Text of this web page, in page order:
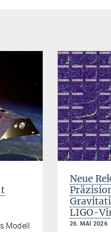
Modell
Neue
LIGO-
26. MAI 2026